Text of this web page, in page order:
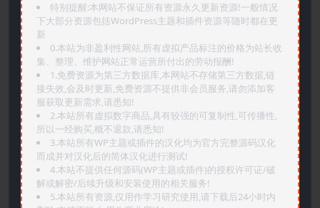
特别提醒:本网站不保证所有资源永久更新资源!一般情况
下大部分资源包括WordPress主题和插件资源等随时都在更
新
0.本站为非盈利性网站,所有虚拟产品标注的价格为站长收
集、整理、维护网站正常运营所付出的劳动报酬!
1.免费资源为第三方数据库,本网站不存储第三方数据,链
接失效,会及时更新,免费资源不提供非会员服务,请勿添加客
服获取更新需求,请悉知!
2.本站所有虚拟数字商品,具有较强的可复制性,可传播性,
所以一经购买,概不退款,请悉知!
3.本站所有WP主题或插件的汉化均为官方完整源码汉化
而成并对汉化后的简体汉化进行测试!
4.本站不提供任何源码(WP主题或插件)的授权许可证/破
解或解密/后续升级和安装使用的相关服务!
5.本站所有资源,仅用作学习研究使用,请下载后24小时内